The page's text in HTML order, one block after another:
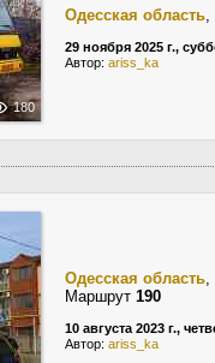
180
Одесская область,
29 ноября 2025 г.,
Автор: ariss_ka
Одесская область,
Маршрут 190
10 августа 2023 г.,
Автор: ariss_ka